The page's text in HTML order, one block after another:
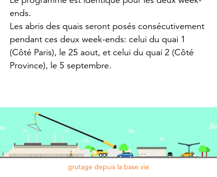
ends.
Les abris des quais seront posés consécutivement
pendant ces deux week-ends: celui du quai 1
(Côté Paris), le 25 aout, et celui du quai 2 (Côté
Province), le 5 septembre.
grutage depuis la base vie